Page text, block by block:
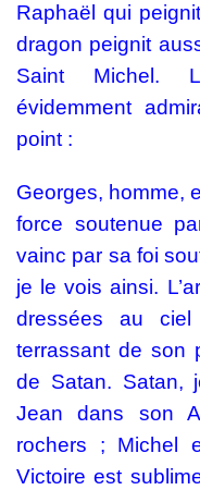
Raphaël qui
dragon peignit
Saint Michel.
évidemment
point :
Georges, homme,
force soutenue
vainc par sa foi
je le vois ainsi.
dressées au
terrassant de son
de Satan. Satan,
Jean dans son
rochers ; Michel
Victoire est